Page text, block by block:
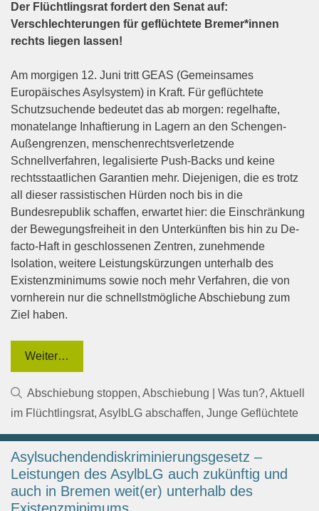
Der Flüchtlingsrat fordert den Senat auf:
Verschlechterungen für geflüchtete Bremer*innen
rechts liegen lassen!
Am morgigen 12. Juni tritt GEAS (Gemeinsames
Europäisches Asylsystem) in Kraft. Für geflüchtete
Schutzsuchende bedeutet das ab morgen: regelhafte,
monatelange Inhaftierung in Lagern an den Schengen-
Außengrenzen, menschenrechtsverletzende
Schnellverfahren, legalisierte Push-Backs und keine
rechtsstaatlichen Garantien mehr. Diejenigen, die es trotz
all dieser rassistischen Hürden noch bis in die
Bundesrepublik schaffen, erwartet hier: die Einschränkung
der Bewegungsfreiheit in den Unterkünften bis hin zu De-
facto-Haft in geschlossenen Zentren, zunehmende
Isolation, weitere Leistungskürzungen unterhalb des
Existenzminimums sowie noch mehr Verfahren, die von
vornherein nur die schnellstmögliche Abschiebung zum
Ziel haben.
Weiter…
Kategorien
Abschiebung stoppen, Abschiebung | Was tun?, Aktuell
im Flüchtlingsrat, AsylbLG abschaffen, Junge Geflüchtete
Asylsuchendendiskriminierungsgesetz –
Leistungen des AsylbLG auch zukünftig und
auch in Bremen weit(er) unterhalb des